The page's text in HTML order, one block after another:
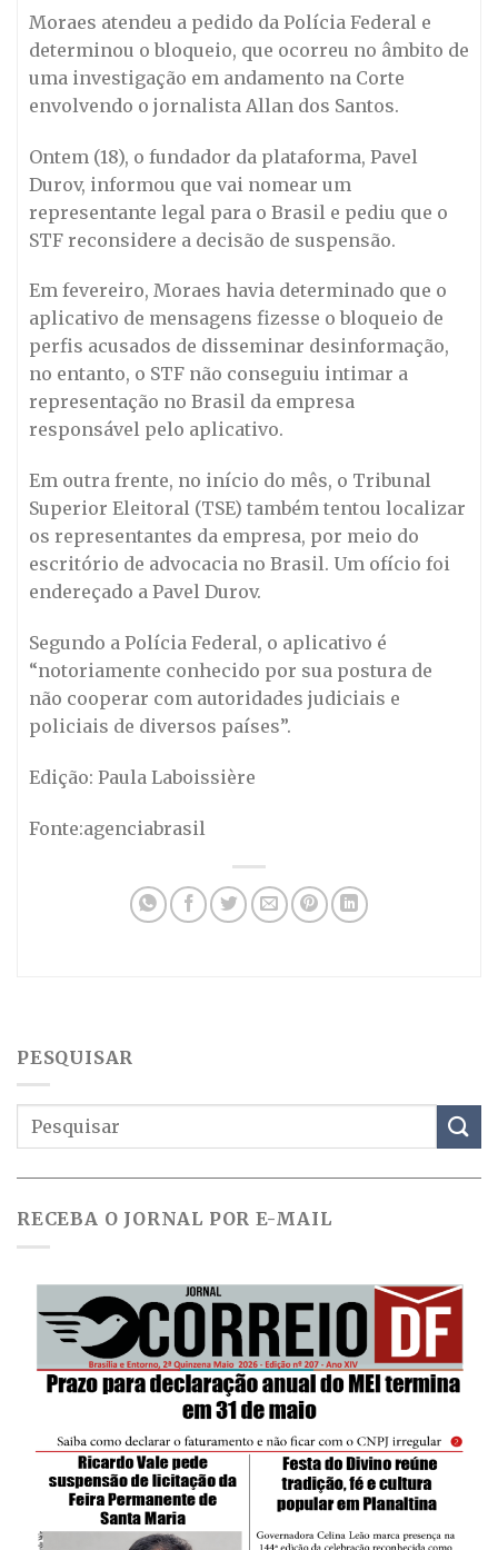
Moraes atendeu a pedido da Polícia Federal e
determinou o bloqueio, que ocorreu no âmbito de
uma investigação em andamento na Corte
envolvendo o jornalista Allan dos Santos.
Ontem (18), o fundador da plataforma, Pavel
Durov, informou que vai nomear um
representante legal para o Brasil e pediu que o
STF reconsidere a decisão de suspensão.
Em fevereiro, Moraes havia determinado que o
aplicativo de mensagens fizesse o bloqueio de
perfis acusados de disseminar desinformação,
no entanto, o STF não conseguiu intimar a
representação no Brasil da empresa
responsável pelo aplicativo.
Em outra frente, no início do mês, o Tribunal
Superior Eleitoral (TSE) também tentou localizar
os representantes da empresa, por meio do
escritório de advocacia no Brasil. Um ofício foi
endereçado a Pavel Durov.
Segundo a Polícia Federal, o aplicativo é
“notoriamente conhecido por sua postura de
não cooperar com autoridades judiciais e
policiais de diversos países”.
Edição: Paula Laboissière
Fonte:agenciabrasil
PESQUISAR
RECEBA O JORNAL POR E-MAIL